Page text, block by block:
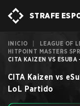
STRAFE
INICIO LEAGUE OF
HITPOINT MASTERS
CITA KAIZEN VS
CITA Kaizen vs
LoL Partido